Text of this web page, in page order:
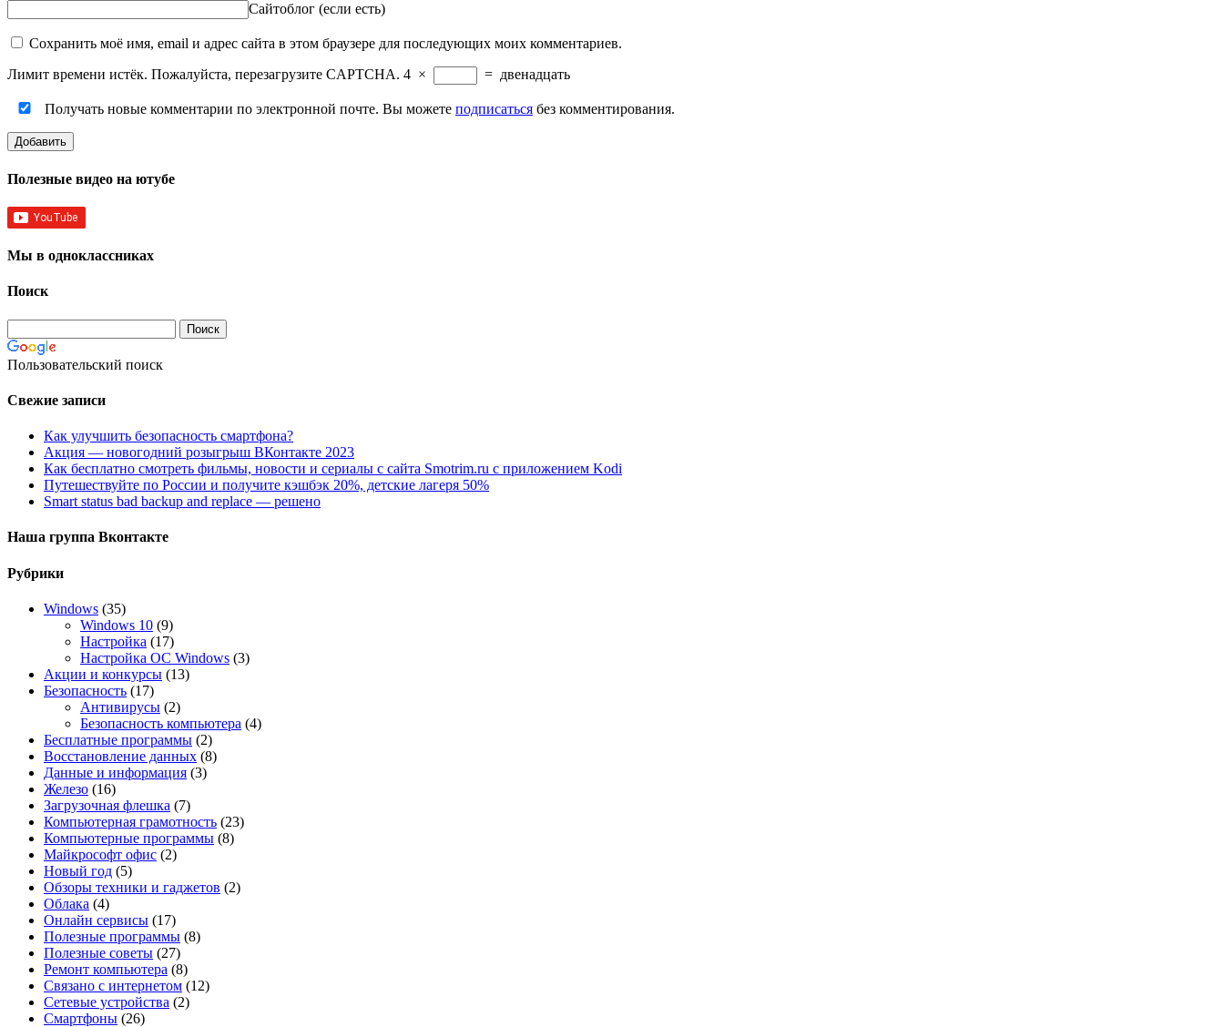
Сайтоблог (если есть)
Сохранить моё имя, email и адрес сайта в этом браузере для последующих моих комментариев.
Лимит времени истёк. Пожалуйста, перезагрузите CAPTCHA. 4 × = двенадцать
Получать новые комментарии по электронной почте. Вы можете подписаться без комментирования.
Полезные видео на ютубе
Мы в одноклассниках
Поиск
Пользовательский поиск
Свежие записи
Как улучшить безопасность смартфона?
Акция — новогодний розыгрыш ВКонтакте 2023
Как бесплатно смотреть фильмы, новости и сериалы с сайта Smotrim.ru с приложением Kodi
Путешествуйте по России и получите кэшбэк 20%, детские лагеря 50%
Smart status bad backup and replace — решено
Наша группа Вконтакте
Рубрики
Windows (35)
Windows 10 (9)
Настройка (17)
Настройка ОС Windows (3)
Акции и конкурсы (13)
Безопасность (17)
Антивирусы (2)
Безопасность компьютера (4)
Бесплатные программы (2)
Восстановление данных (8)
Данные и информация (3)
Железо (16)
Загрузочная флешка (7)
Компьютерная грамотность (23)
Компьютерные программы (8)
Майкрософт офис (2)
Новый год (5)
Обзоры техники и гаджетов (2)
Облака (4)
Онлайн сервисы (17)
Полезные программы (8)
Полезные советы (27)
Ремонт компьютера (8)
Связано с интернетом (12)
Сетевые устройства (2)
Смартфоны (26)